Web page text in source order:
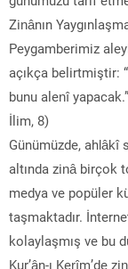
Zinânın
Peygamberimiz
açıkça belirtmiştir:
bunu alenî
İlim, 8)
Günümüzde, ahlâkî
altında zinâ birçok
medya ve popüler
taşmaktadır.
kolaylaşmış ve bu
Kur’ân-ı Kerîm’de